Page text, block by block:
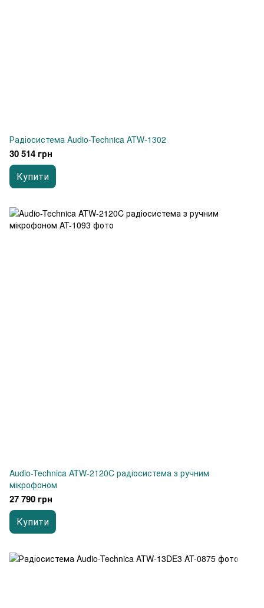
Радіосистема Audio-Technica ATW-1302
30 514 грн
Купити
Audio-Technica ATW-2120C радіосистема з ручним
мікрофоном
27 790 грн
Купити